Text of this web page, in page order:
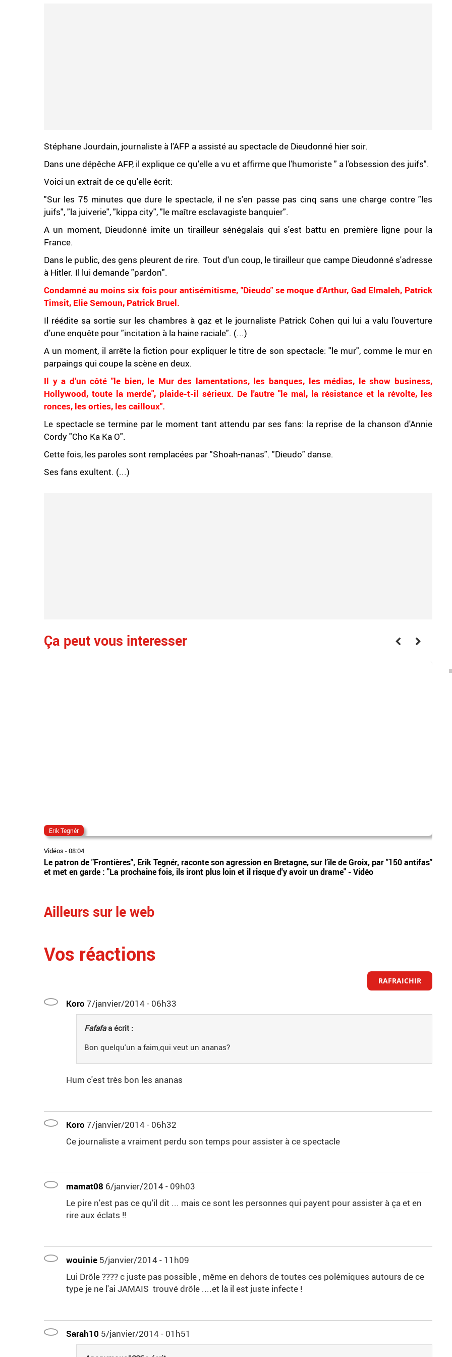
Stéphane Jourdain, journaliste à l'AFP a assisté au spectacle de Dieudonné hier soir.
Dans une dépêche AFP, il explique ce qu'elle a vu et affirme que l'humoriste " a l'obsession des juifs".
Voici un extrait de ce qu'elle écrit:
"Sur les 75 minutes que dure le spectacle, il ne s'en passe pas cinq sans une charge contre "les
juifs", "la juiverie", "kippa city", "le maître esclavagiste banquier".
A un moment, Dieudonné imite un tirailleur sénégalais qui s'est battu en première ligne pour la
France.
Dans le public, des gens pleurent de rire. Tout d'un coup, le tirailleur que campe Dieudonné s'adresse
à Hitler. Il lui demande "pardon".
Condamné au moins six fois pour antisémitisme, "Dieudo" se moque d'Arthur, Gad Elmaleh, Patrick
Timsit, Elie Semoun, Patrick Bruel.
Il réédite sa sortie sur les chambres à gaz et le journaliste Patrick Cohen qui lui a valu l'ouverture
d'une enquête pour "incitation à la haine raciale". (...)
A un moment, il arrête la fiction pour expliquer le titre de son spectacle: "le mur", comme le mur en
parpaings qui coupe la scène en deux.
Il y a d'un côté "le bien, le Mur des lamentations, les banques, les médias, le show business,
Hollywood, toute la merde", plaide-t-il sérieux. De l'autre "le mal, la résistance et la révolte, les
ronces, les orties, les cailloux".
Le spectacle se termine par le moment tant attendu par ses fans: la reprise de la chanson d'Annie
Cordy "Cho Ka Ka O".
Cette fois, les paroles sont remplacées par "Shoah-nanas". "Dieudo" danse.
Ses fans exultent. (...)
Ça peut vous interesser
Erik Tegnér
Vidéos -08:04
Le patron de "Frontières", Erik Tegnér, raconte son agression en Bretagne, sur l’île de Groix, par "150 antifas"
et met en garde : "La prochaine fois, ils iront plus loin et il risque d'y avoir un drame" - Vidéo
Ailleurs sur le web
Vos réactions
RAFRAICHIR
Koro 7/janvier/2014 - 06h33
Fafafaa écrit :
Bon quelqu'un a faim,qui veut un ananas?
Hum c'est très bon les ananas
Koro 7/janvier/2014 - 06h32
Ce journaliste a vraiment perdu son temps pour assister à ce spectacle
mamat08 6/janvier/2014 - 09h03
Le pire n'est pas ce qu'il dit ... mais ce sont les personnes qui payent pour assister à ça et en
rire aux éclats !!
wouinie 5/janvier/2014 - 11h09
Lui Drôle ???? c juste pas possible , même en dehors de toutes ces polémiques autours de ce
type je ne l'ai JAMAIS trouvé drôle ....et là il est juste infecte !
Sarah10 5/janvier/2014 - 01h51